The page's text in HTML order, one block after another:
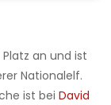
an und ist
Nationalelf.
ist bei David